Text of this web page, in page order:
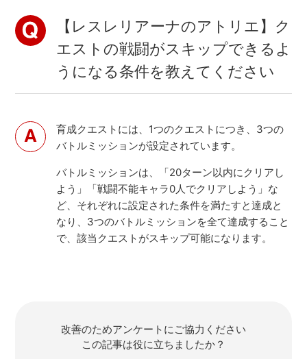
【レスレリアーナのアトリエ】ク
エストの戦闘がスキップできるよ
うになる条件を教えてください
育成クエストには、1つのクエストにつき、3つの
バトルミッションが設定されています。
バトルミッションは、「20ターン以内にクリアし
よう」「戦闘不能キャラ0人でクリアしよう」な
ど、それぞれに設定された条件を満たすと達成と
なり、3つのバトルミッションを全て達成すること
で、該当クエストがスキップ可能になります。
改善のためアンケートにご協力ください
この記事は役に立ちましたか？